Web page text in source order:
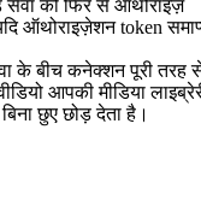
को फिर से ऑथोराइज़
ऑथोराइज़ेशन token
के बीच कनेक्शन पूरी तरह
आपकी मीडिया
छुए छोड़ देता है।